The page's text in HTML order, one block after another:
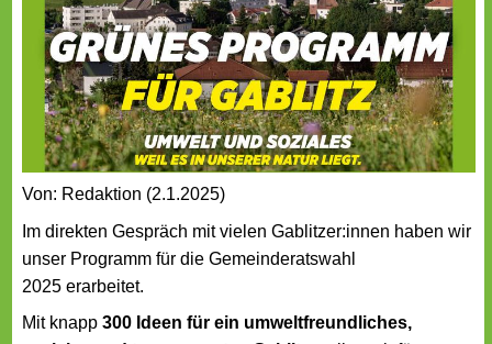
Von: Redaktion (2.1.2025)
Im direkten Gespräch mit vielen Gablitzer:innen haben wir
unser Programm für die Gemeinderatswahl
2025 erarbeitet.
Mit knapp 300 Ideen für ein umweltfreundliches,